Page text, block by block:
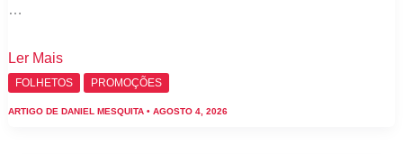
…
Folheto
Supermercados
Ler Mais
FOLHETOS PROMOÇÕES
ARTIGO DE DANIEL MESQUITA • AGOSTO 4, 2026